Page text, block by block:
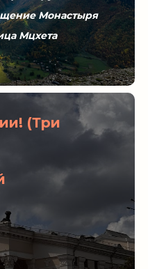
Монастыря
Мцхета
(Три